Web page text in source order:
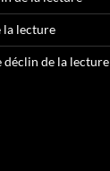
la lecture
déclin de la lecture